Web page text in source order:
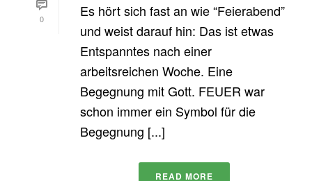
0
Es hört sich fast an wie “Feierabend”
und weist darauf hin: Das ist etwas
Entspanntes nach einer
arbeitsreichen Woche. Eine
Begegnung mit Gott. FEUER war
schon immer ein Symbol für die
Begegnung [...]
READ MORE